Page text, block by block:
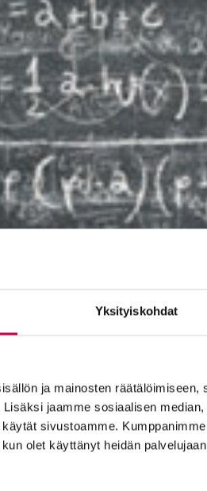
Yksityiskohdat
ja mainosten
jaamme sosiaalisen
sivustoamme.
olet käyttänyt heidän